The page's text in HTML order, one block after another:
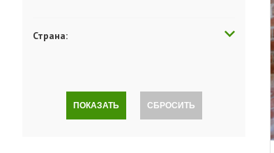
Выздоравливай
Комплимент
Люблю
Скучаю
Страна:
ПОКАЗАТЬ СБРОСИТЬ